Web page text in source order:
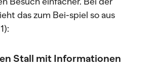
das zum Bei-spiel so aus
Stall mit Informationen